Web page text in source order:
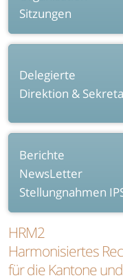
Sitzungen
Delegierte
Direktion &
Berichte
NewsLetter
Stellungnahmen
HRM2
Harmonisiertes
für die Kantone